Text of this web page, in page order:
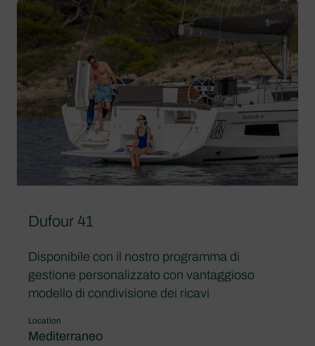
Dufour 41
Disponibile con il nostro programma di
gestione personalizzato con vantaggioso
modello di condivisione dei ricavi
Location
Mediterraneo